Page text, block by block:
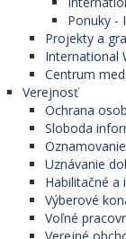
Ponuky -
Projekty a
International
Centrum
Verejnosť
Ochrana
Sloboda
Uznávanie
Habilitačné a
Výberové
Voľné